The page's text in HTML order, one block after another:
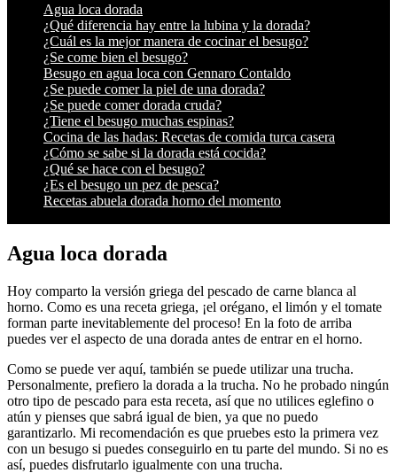
Agua loca dorada
¿Qué diferencia hay entre la lubina y la dorada?
¿Cuál es la mejor manera de cocinar el besugo?
¿Se come bien el besugo?
Besugo en agua loca con Gennaro Contaldo
¿Se puede comer la piel de una dorada?
¿Se puede comer dorada cruda?
¿Tiene el besugo muchas espinas?
Cocina de las hadas: Recetas de comida turca casera
¿Cómo se sabe si la dorada está cocida?
¿Qué se hace con el besugo?
¿Es el besugo un pez de pesca?
Recetas abuela dorada horno del momento
Agua loca dorada
Hoy comparto la versión griega del pescado de carne blanca al
horno. Como es una receta griega, ¡el orégano, el limón y el tomate
forman parte inevitablemente del proceso! En la foto de arriba
puedes ver el aspecto de una dorada antes de entrar en el horno.
Como se puede ver aquí, también se puede utilizar una trucha.
Personalmente, prefiero la dorada a la trucha. No he probado ningún
otro tipo de pescado para esta receta, así que no utilices eglefino o
atún y pienses que sabrá igual de bien, ya que no puedo
garantizarlo. Mi recomendación es que pruebes esto la primera vez
con un besugo si puedes conseguirlo en tu parte del mundo. Si no es
así, puedes disfrutarlo igualmente con una trucha.